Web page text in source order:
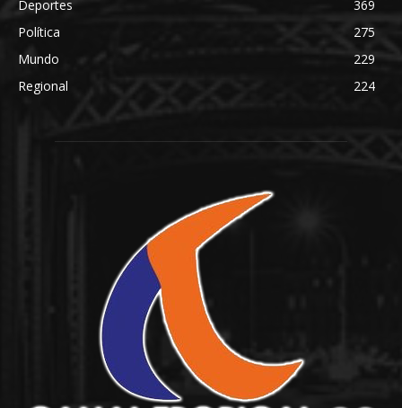
Deportes
369
Política
275
Mundo
229
Regional
224